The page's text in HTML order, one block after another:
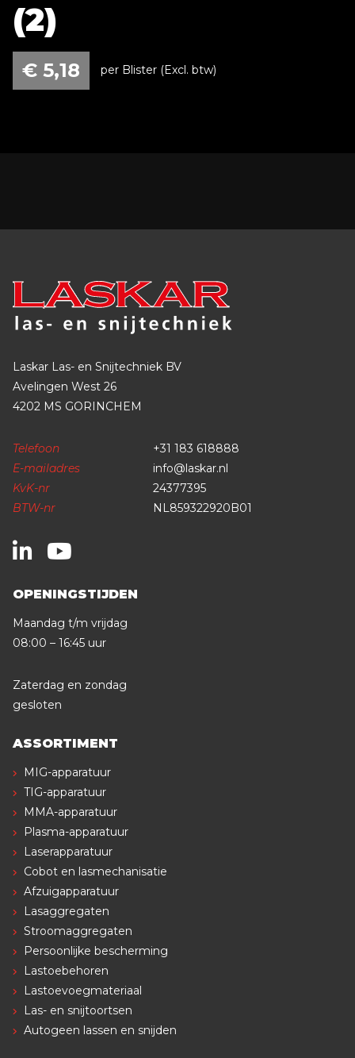
(2)
€ 5,18 per Blister (Excl. btw)
Laskar Las- en Snijtechniek BV
Avelingen West 26
4202 MS GORINCHEM
Telefoon
+31 183 618888
E-mailadres
info@laskar.nl
KvK-nr
24377395
BTW-nr
NL859322920B01
OPENINGSTIJDEN
Maandag t/m vrijdag
08:00 – 16:45 uur
Zaterdag en zondag
gesloten
ASSORTIMENT
MIG-apparatuur
TIG-apparatuur
MMA-apparatuur
Plasma-apparatuur
Laserapparatuur
Cobot en lasmechanisatie
Afzuigapparatuur
Lasaggregaten
Stroomaggregaten
Persoonlijke bescherming
Lastoebehoren
Lastoevoegmateriaal
Las- en snijtoortsen
Autogeen lassen en snijden